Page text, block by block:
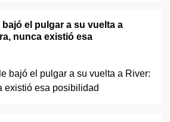
bajó el pulgar a su vuelta a
nunca existió esa